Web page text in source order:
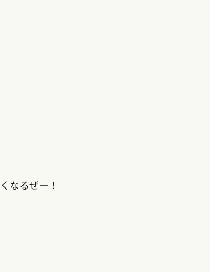
なるぜー！